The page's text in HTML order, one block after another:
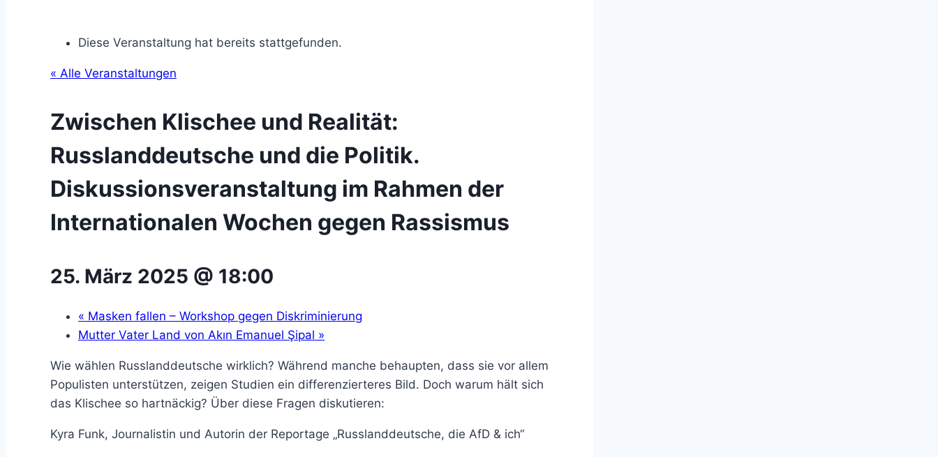
Diese Veranstaltung hat bereits stattgefunden.
« Alle Veranstaltungen
Zwischen Klischee und Realität:
Russlanddeutsche und die Politik.
Diskussionsveranstaltung im Rahmen der
Internationalen Wochen gegen Rassismus
25. März 2025 @ 18:00
« Masken fallen – Workshop gegen Diskriminierung
Mutter Vater Land von Akın Emanuel Şipal »
Wie wählen Russlanddeutsche wirklich? Während manche behaupten, dass sie vor allem
Populisten unterstützen, zeigen Studien ein differenzierteres Bild. Doch warum hält sich
das Klischee so hartnäckig? Über diese Fragen diskutieren:
Kyra Funk, Journalistin und Autorin der Reportage „Russlanddeutsche, die AfD & ich“